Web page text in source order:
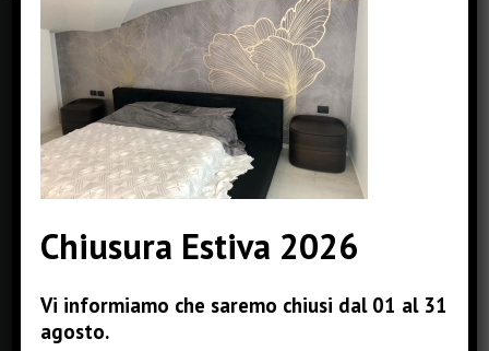
CONTATTI
Via Carolina Romani, 6 - Bresso (MI)
Phone: +39 0239434462
Fax: +39 0239434462
Email:info@pizzinterni.it
Web:www.pizzinterni.it
Lunedì: 16.00 - 19.00
Martedì: 10.00 - 19.00 (continuato)
Chiusura Estiva 2026
Vi informiamo che saremo chiusi dal 01 al 31
agosto.